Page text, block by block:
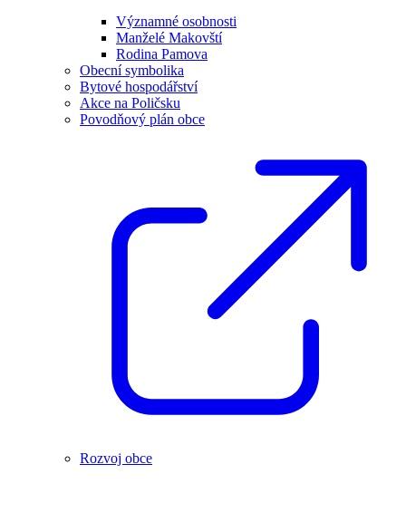
Významné osobnosti
Manželé Makovští
Rodina Pamova
Obecní symbolika
Bytové hospodářství
Akce na Poličsku
Povodňový plán obce
Rozvoj obce